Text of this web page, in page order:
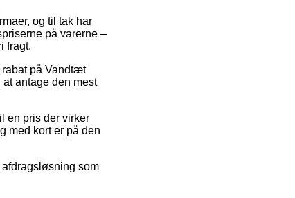
og til tak har
på varerne –
fragt.
rabat på Vandtæt
antage den mest
en pris der virker
med kort er på den
som